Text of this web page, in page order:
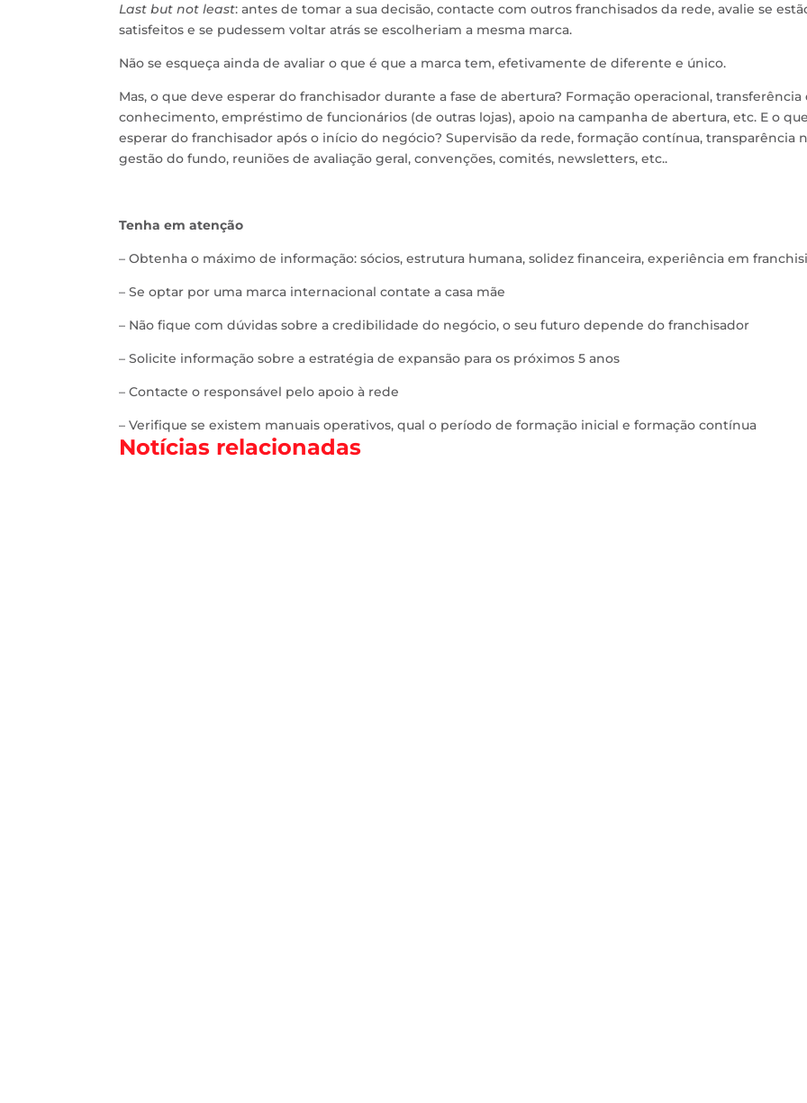
Last but not least: antes de tomar a sua decisão, contacte com outros franchisados da rede, avalie se
satisfeitos e se pudessem voltar atrás se escolheriam a mesma marca.
Não se esqueça ainda de avaliar o que é que a marca tem, efetivamente de diferente e único.
Mas, o que deve esperar do franchisador durante a fase de abertura? Formação operacional, transferência
conhecimento, empréstimo de funcionários (de outras lojas), apoio na campanha de abertura, etc. E o que
esperar do franchisador após o início do negócio? Supervisão da rede, formação contínua, transparência
gestão do fundo, reuniões de avaliação geral, convenções, comités, newsletters, etc..
Tenha em atenção
– Obtenha o máximo de informação: sócios, estrutura humana, solidez financeira, experiência em
– Se optar por uma marca internacional contate a casa mãe
– Não fique com dúvidas sobre a credibilidade do negócio, o seu futuro depende do franchisador
– Solicite informação sobre a estratégia de expansão para os próximos 5 anos
– Contacte o responsável pelo apoio à rede
– Verifique se existem manuais operativos, qual o período de formação inicial e formação contínua
Notícias relacionadas